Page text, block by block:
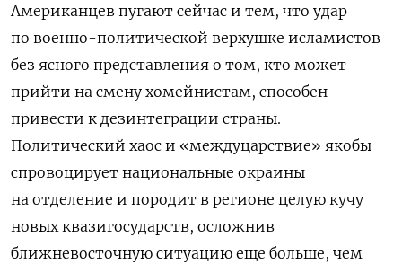
Американцев пугают сейчас и тем, что удар
по военно-политической верхушке исламистов
без ясного представления о том, кто может
прийти на смену хомейнистам, способен
привести к дезинтеграции страны.
Политический хаос и «междуцарствие» якобы
спровоцирует национальные окраины
на отделение и породит в регионе целую кучу
новых квазигосударств, осложнив
ближневосточную ситуацию еще больше, чем